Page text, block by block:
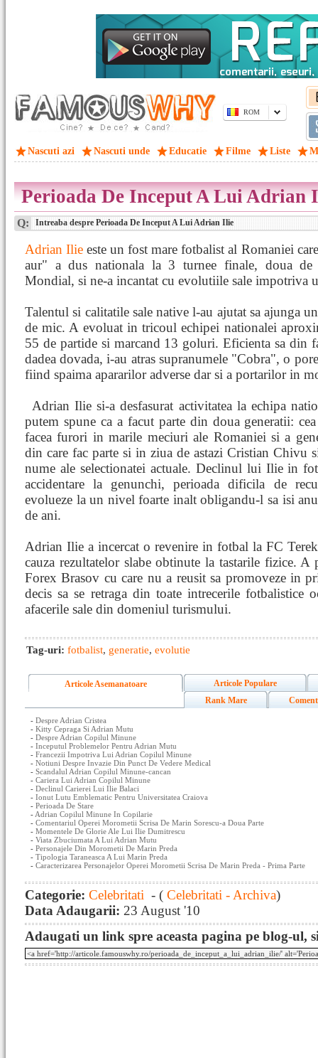
ROM
Nascuti azi Nascuti unde Educatie Filme Liste
Perioada De Inceput A Lui Adrian
Q: Intreaba despre Perioada De Inceput A Lui Adrian Ilie
Adrian Ilie este un fost mare fotbalist al Romaniei
aur" a dus nationala la 3 turnee finale, doua de
Mondial, si ne-a incantat cu evolutiile sale impotriva
Talentul si calitatile sale native l-au ajutat sa ajunga
de mic. A evoluat in tricoul echipei nationalei
55 de partide si marcand 13 goluri. Eficienta sa din
dadea dovada, i-au atras supranumele "Cobra", o
fiind spaima apararilor adverse dar si a portarilor in
Adrian Ilie si-a desfasurat activitatea la echipa
putem spune ca a facut parte din doua generatii:
facea furori in marile meciuri ale Romaniei si a
din care fac parte si in ziua de astazi Cristian Chivu
nume ale selectionatei actuale. Declinul lui Ilie in
accidentare la genunchi, perioada dificila de
evolueze la un nivel foarte inalt obligandu-l sa isi
de ani.
Adrian Ilie a incercat o revenire in fotbal la FC
cauza rezultatelor slabe obtinute la tastarile fizice. A
Forex Brasov cu care nu a reusit sa promoveze in
decis sa se retraga din toate intrecerile fotbalistice
afacerile sale din domeniul turismului.
Tag-uri: fotbalist, generatie, evolutie
Articole Asemanatoare
Articole Populare
Rank Mare
- Despre Adrian Cristea
- Kitty Cepraga Si Adrian Mutu
- Despre Adrian Copilul Minune
- Inceputul Problemelor Pentru Adrian Mutu
- Francezii Impotriva Lui Adrian Copilul Minune
- Notiuni Despre Invazie Din Punct De Vedere Medical
- Scandalul Adrian Copilul Minune-cancan
- Cariera Lui Adrian Copilul Minune
- Declinul Carierei Lui Ilie Balaci
- Ionut Lutu Emblematic Pentru Universitatea Craiova
- Perioada De Stare
- Adrian Copilul Minune In Copilarie
- Comentariul Operei Morometii Scrisa De Marin Sorescu-a Doua Parte
- Momentele De Glorie Ale Lui Ilie Dumitrescu
- Viata Zbuciumata A Lui Adrian Mutu
- Personajele Din Morometii De Marin Preda
- Tipologia Taraneasca A Lui Marin Preda
- Caracterizarea Personajelor Operei Morometii Scrisa De Marin Preda - Prima Parte
Categorie: Celebritati - ( Celebritati - Archiva)
Data Adaugarii: 23 August '10
Adaugati un link spre aceasta pagina pe blog-ul,